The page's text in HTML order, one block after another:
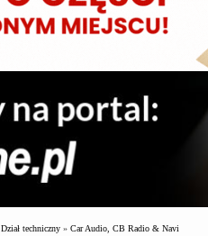
Dział techniczny » Car Audio, CB Radio & Navi